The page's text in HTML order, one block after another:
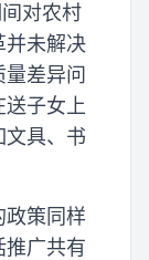
对农村
并未解决
差异问
子女上
文具、书
政策同样
推广共有